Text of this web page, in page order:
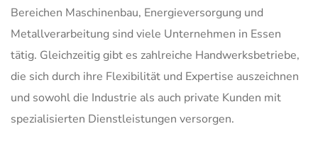
Bereichen Maschinenbau, Energieversorgung und
Metallverarbeitung sind viele Unternehmen in Essen
tätig. Gleichzeitig gibt es zahlreiche Handwerksbetriebe,
die sich durch ihre Flexibilität und Expertise auszeichnen
und sowohl die Industrie als auch private Kunden mit
spezialisierten Dienstleistungen versorgen.